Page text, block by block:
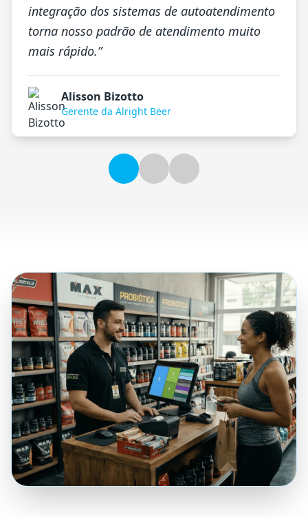
integração dos sistemas de autoatendimento
torna nosso padrão de atendimento muito
mais rápido.”
Alisson Bizotto
Gerente da Alright Beer